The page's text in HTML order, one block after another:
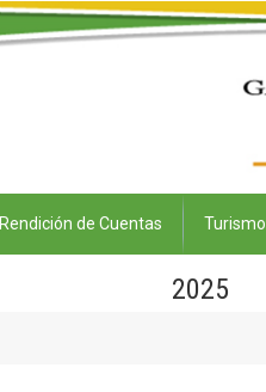
Rendición de Cuentas Turismo
2025